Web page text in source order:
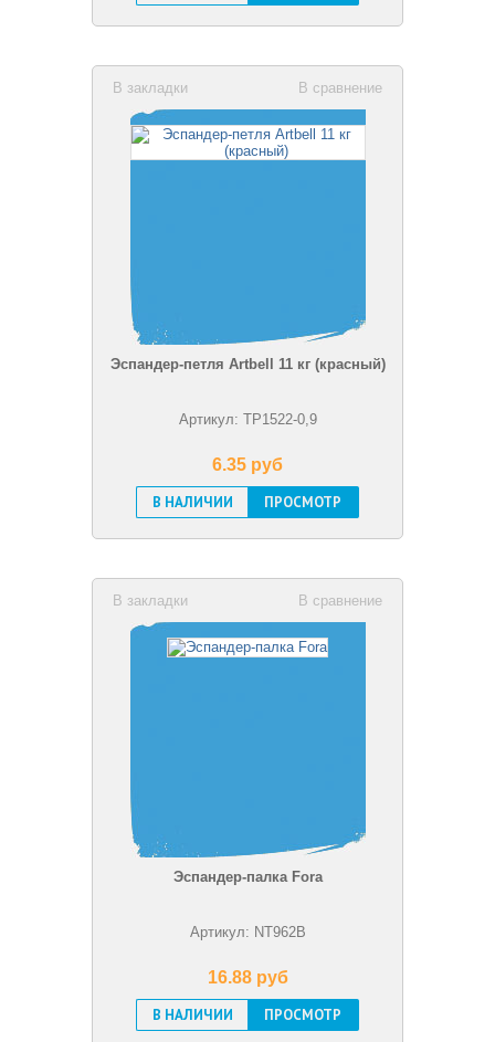
В сравнение
В закладки
Эспандер-петля Artbell 11 кг (красный)
Артикул: TP1522-0,9
6.35 pуб
В НАЛИЧИИ
ПРОСМОТР
В сравнение
В закладки
Эспандер-палка Fora
Артикул: NT962B
16.88 pуб
В НАЛИЧИИ
ПРОСМОТР